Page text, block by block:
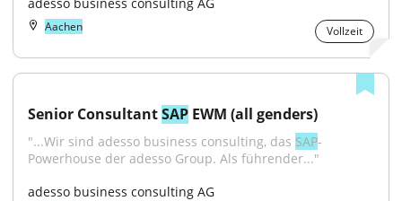
Aachen Vollzeit
Senior Consultant SAP EWM (all genders)
"...Wir sind adesso business consulting, das SAP-
Powerhouse der adesso Group. Als führender..."
adesso business consulting AG